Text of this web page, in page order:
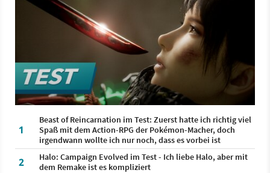
1
Beast of Reincarnation im Test: Zuerst hatte ich richtig viel
Spaß mit dem Action-RPG der Pokémon-Macher, doch
irgendwann wollte ich nur noch, dass es vorbei ist
2
Halo: Campaign Evolved im Test - Ich liebe Halo, aber mit
dem Remake ist es kompliziert